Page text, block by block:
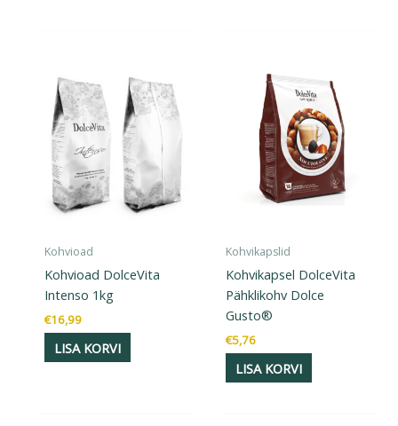
Kohvioad
Kohvioad DolceVita
Intenso 1kg
€16,99
LISA KORVI
Kohvikapslid
Kohvikapsel DolceVita
Pähklikohv Dolce
Gusto®
€5,76
LISA KORVI